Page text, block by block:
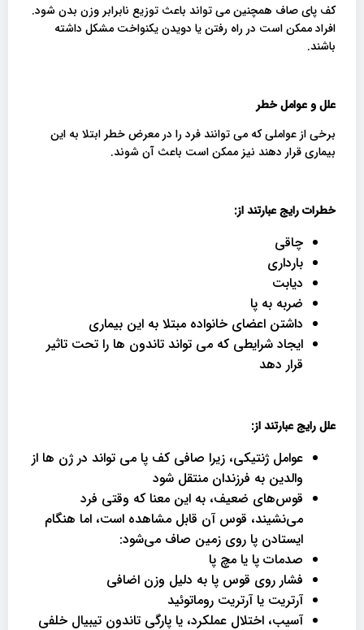
کف پای صاف همچنین می تواند باعث توزیع نابرابر وزن بدن شود.
افراد ممکن است در راه رفتن یا دویدن یکنواخت مشکل داشته
باشند.
علل و عوامل خطر
برخی از عواملی که می توانند فرد را در معرض خطر ابتلا به این
بیماری قرار دهند نیز ممکن است باعث آن شوند.
خطرات رایج عبارتند از:
چاقی
بارداری
دیابت
ضربه به پا
داشتن اعضای خانواده مبتلا به این بیماری
ایجاد شرایطی که می تواند تاندون ها را تحت تاثیر
قرار دهد
علل رایج عبارتند از:
عوامل ژنتیکی، زیرا صافی کف پا می تواند در ژن ها از
والدین به فرزندان منتقل شود
قوس‌های ضعیف، به این معنا که وقتی فرد
می‌نشیند، قوس آن قابل مشاهده است، اما هنگام
ایستادن پا روی زمین صاف می‌شود:
صدمات پا یا مچ پا
فشار روی قوس پا به دلیل وزن اضافی
آرتریت یا آرتریت روماتوئید
آسیب، اختلال عملکرد، یا پارگی تاندون تیبیال خلفی